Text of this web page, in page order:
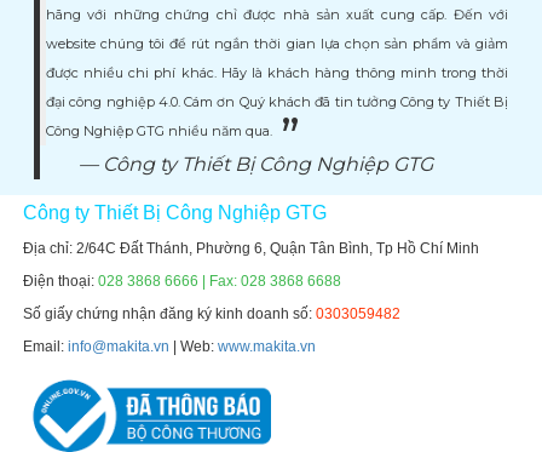
hãng với những chứng chỉ được nhà sản xuất cung cấp. Đến với
website chúng tôi để rút ngắn thời gian lựa chọn sản phẩm và giảm
được nhiều chi phí khác. Hãy là khách hàng thông minh trong thời
đại công nghiệp 4.0. Cám ơn Quý khách đã tin tưởng Công ty Thiết Bị
Công Nghiệp GTG nhiều năm qua.
Công ty Thiết Bị Công Nghiệp GTG
Công ty Thiết Bị Công Nghiệp GTG
Địa chỉ: 2/64C Đất Thánh, Phường 6, Quận Tân Bình, Tp Hồ Chí Minh
Điện thoại:028 3868 6666 | Fax: 028 3868 6688
Số giấy chứng nhận đăng ký kinh doanh số:0303059482
Email:info@makita.vn | Web:www.makita.vn